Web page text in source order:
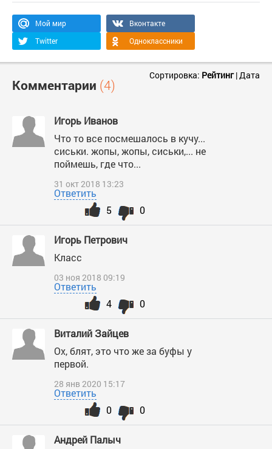
Мой мир
Вконтакте
Twitter
Одноклассники
Комментарии (4)
Сортировка: Рейтинг|Дата
Игорь Иванов
Что то все посмешалось в кучу...
сиськи. жопы, жопы, сиськи,... не
поймешь, где что...
31 окт 2018 13:23
Ответить
0
5
Игорь Петрович
Класс
03 ноя 2018 09:19
Ответить
0
4
Виталий Зайцев
Ох, блят, это что же за буфы у
первой.
28 янв 2020 15:17
Ответить
0
0
Андрей Палыч